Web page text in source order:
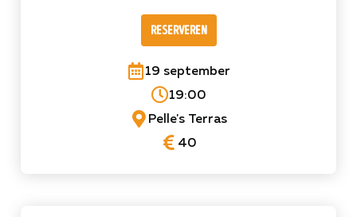
reserveren
19 september
19:00
Pelle's Terras
40